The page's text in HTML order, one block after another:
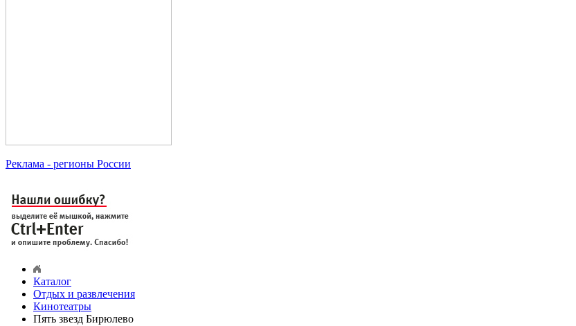
Реклама - регионы России
Каталог
Отдых и развлечения
Кинотеатры
Пять звезд Бирюлево